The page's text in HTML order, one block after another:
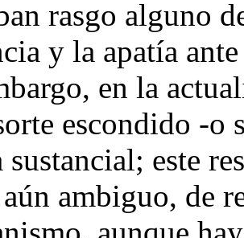
rasgo alguno
y la apatía
en la
escondido -o
sustancial; este
ambiguo, de